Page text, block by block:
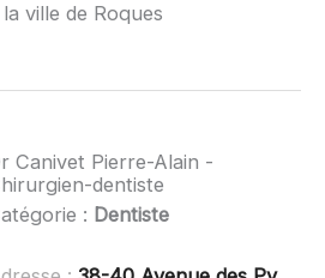
ville de Roques
Canivet Pierre-Alain -
dentiste
: Dentiste